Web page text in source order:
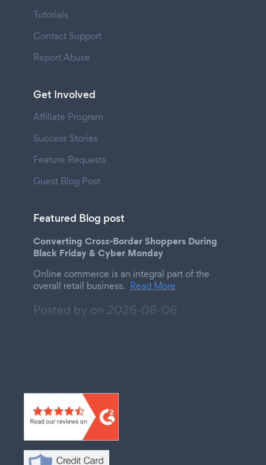
Tutorials
Contact Support
Report Abuse
Get Involved
Affiliate Program
Success Stories
Feature Requests
Guest Blog Post
Featured Blog post
Converting Cross-Border Shoppers During
Black Friday & Cyber Monday
Online commerce is an integral part of the
overall retail business. Read More
Posted by on 2026-08-06